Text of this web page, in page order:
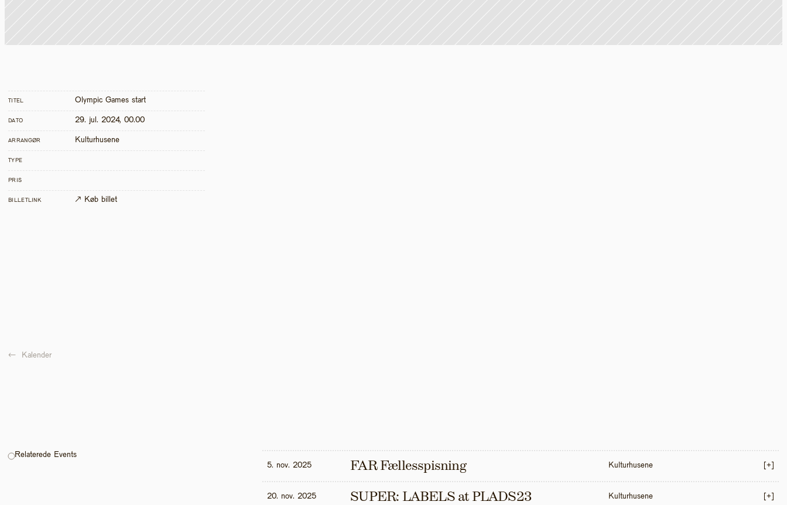
TITEL Olympic Games start
DATO 29. jul. 2024, 00.00
ARRANGØR Kulturhusene
TYPE
PRIS
BILLETLINK ↗ Køb billet
← Kalender
Relaterede Events
5. nov. 2025
FAR Fællesspisning Kulturhusene [+]
20. nov. 2025 SUPER: LABELS at PLADS23 Kulturhusene [+]